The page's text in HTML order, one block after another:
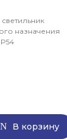
назначения
В корзину